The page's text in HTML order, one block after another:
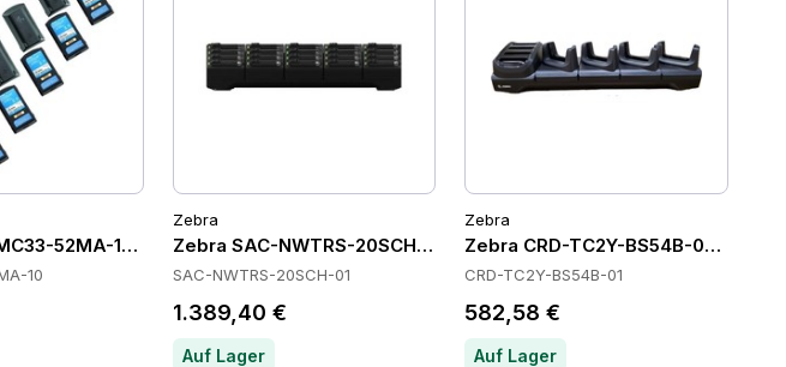
52MA-10 Batteries
10
Zebra
Zebra SAC-NWTRS-20SCH-01 Batteries
SAC-NWTRS-20SCH-01
1.389,40 €
Auf Lager
Zebra
Zebra CRD-TC2Y-BS54B-01
CRD-TC2Y-BS54B-01
582,58 €
Auf Lager